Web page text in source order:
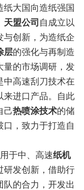
大国向造纸强国
天盟公司 自成立以
与创新，为造纸企
层的强化与再制造
量的市场调研，发
中高速刮刀技术在
来进口产品。自此
己热喷涂技术的储
，致力于打造自
于中、高速纸机
研发创新，借助行
队的合力，开发出